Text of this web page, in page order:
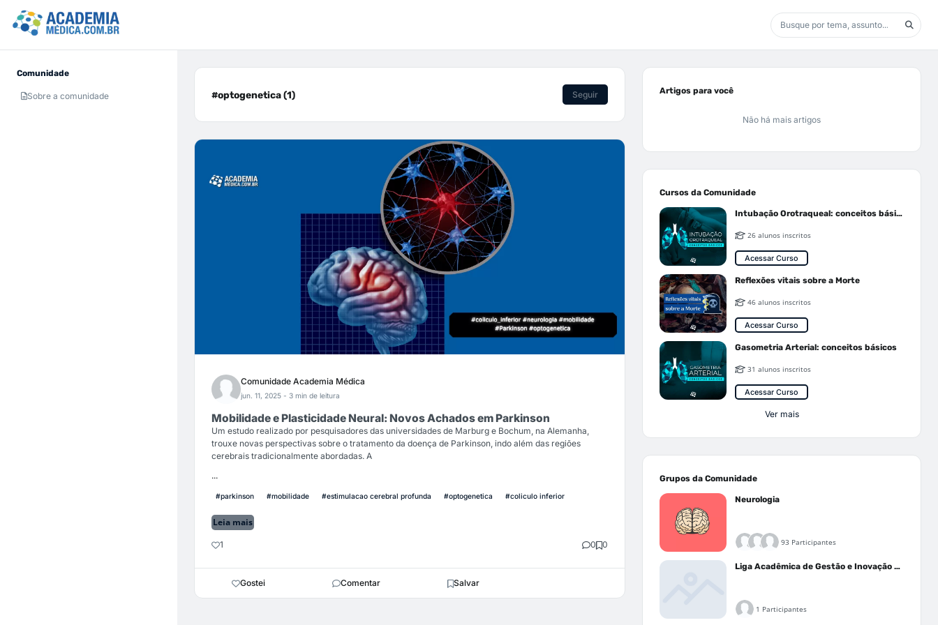
Comunidade
Sobre a comunidade #optogenetica (1) Seguir
Comunidade Academia Médica
jun. 11, 2025 - 3 min de leitura
Mobilidade e Plasticidade Neural: Novos Achados em Parkinson
Um estudo realizado por pesquisadores das universidades de Marburg e Bochum, na Alemanha,
trouxe novas perspectivas sobre o tratamento da doença de Parkinson, indo além das regiões
cerebrais tradicionalmente abordadas. A
...
#parkinson #mobilidade #estimulacao cerebral profunda #optogenetica #coliculo inferior
Leia mais
1 0 0
Gostei Comentar Salvar
Artigos para você
Não há mais artigos
Cursos da Comunidade
Intubação Orotraqueal: conceitos básicos
26 alunos inscritos
Acessar Curso
Reflexões vitais sobre a Morte
46 alunos inscritos
Acessar Curso
Gasometria Arterial: conceitos básicos
31 alunos inscritos
Acessar Curso
Ver mais
Grupos da Comunidade
Neurologia
93 Participantes
Liga Acadêmica de Gestão e Inovação Médica - LAGIM
1 Participantes